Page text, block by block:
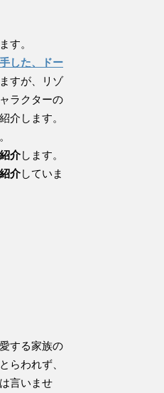
す。
した、ドー
すが、リゾ
ラクターの
介します。
介します。
介していま
する家族の
らわれず、
言いませ